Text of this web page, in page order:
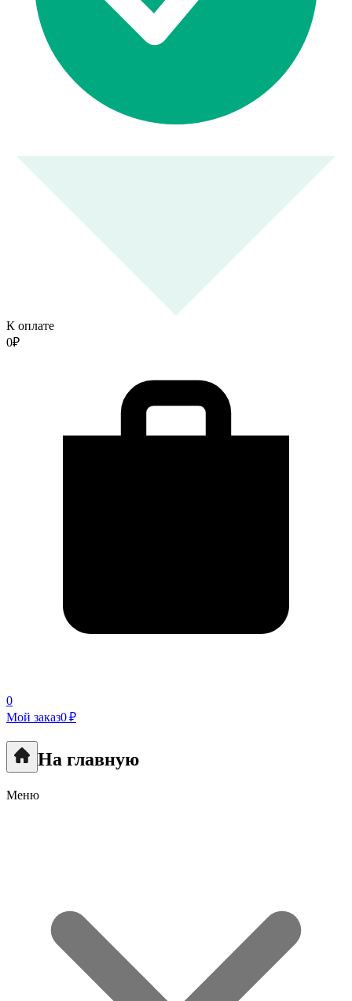
К оплате
0₽
0
Мой заказ0 ₽
На главную
Меню